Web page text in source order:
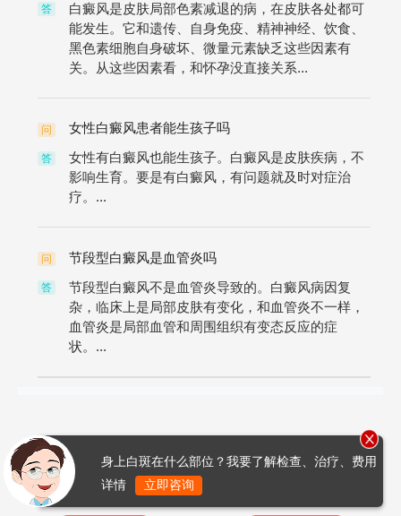
答
白癜风是皮肤局部色素减退的病，在皮肤各处都可
能发生。它和遗传、自身免疫、精神神经、饮食、
黑色素细胞自身破坏、微量元素缺乏这些因素有
关。从这些因素看，和怀孕没直接关系...
问 女性白癜风患者能生孩子吗
答
女性有白癜风也能生孩子。白癜风是皮肤疾病，不
影响生育。要是有白癜风，有问题就及时对症治
疗。...
问 节段型白癜风是血管炎吗
答
节段型白癜风不是血管炎导致的。白癜风病因复
杂，临床上是局部皮肤有变化，和血管炎不一样，
血管炎是局部血管和周围组织有变态反应的症
状。...
身上白斑在什么部位？我要了解检查、治疗、费用
详情
立即咨询